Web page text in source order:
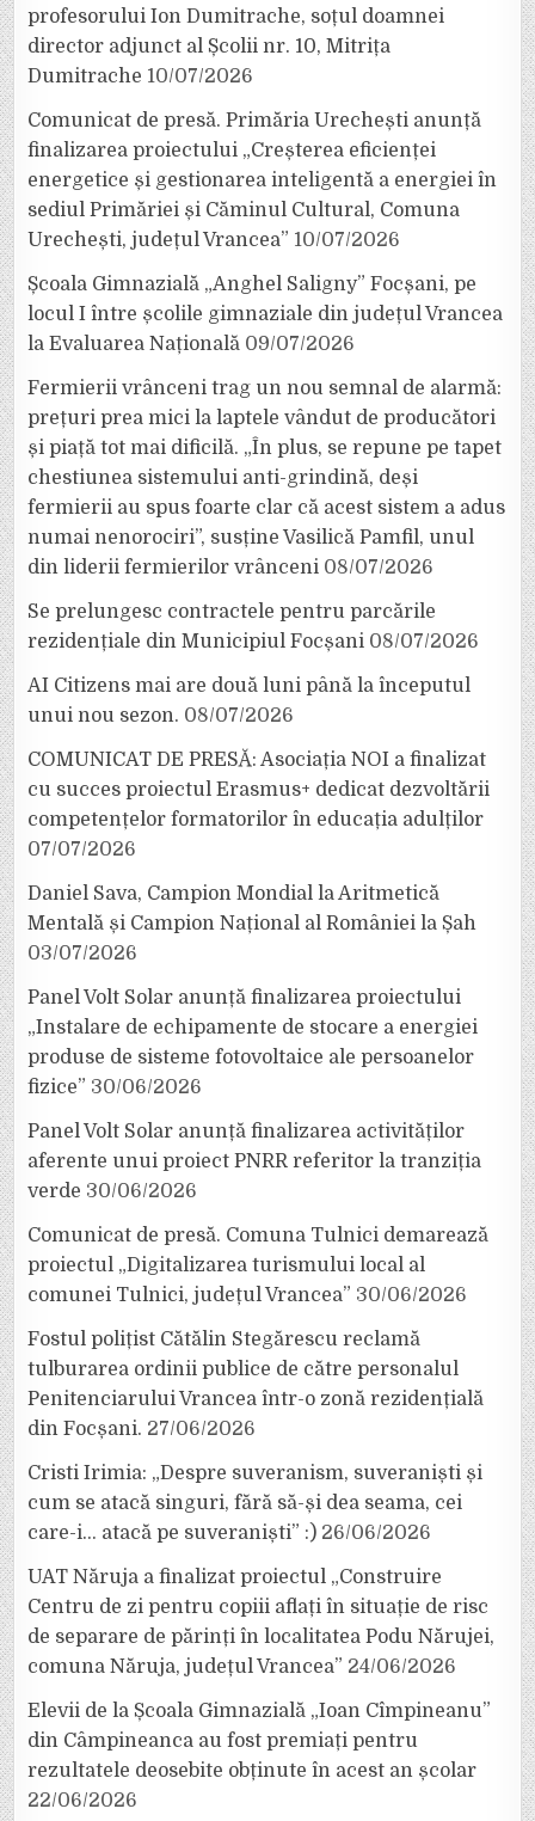
profesorului Ion Dumitrache, soțul doamnei
director adjunct al Școlii nr. 10, Mitrița
Dumitrache 10/07/2026
Comunicat de presă. Primăria Urechești anunță
finalizarea proiectului „Creșterea eficienței
energetice și gestionarea inteligentă a energiei în
sediul Primăriei și Căminul Cultural, Comuna
Urechești, județul Vrancea” 10/07/2026
Școala Gimnazială „Anghel Saligny” Focșani, pe
locul I între școlile gimnaziale din județul Vrancea
la Evaluarea Națională 09/07/2026
Fermierii vrânceni trag un nou semnal de alarmă:
prețuri prea mici la laptele vândut de producători
și piață tot mai dificilă. „În plus, se repune pe tapet
chestiunea sistemului anti-grindină, deși
fermierii au spus foarte clar că acest sistem a adus
numai nenorociri”, susține Vasilică Pamfil, unul
din liderii fermierilor vrânceni 08/07/2026
Se prelungesc contractele pentru parcările
rezidențiale din Municipiul Focșani 08/07/2026
AI Citizens mai are două luni până la începutul
unui nou sezon. 08/07/2026
COMUNICAT DE PRESĂ: Asociația NOI a finalizat
cu succes proiectul Erasmus+ dedicat dezvoltării
competențelor formatorilor în educația adulților
07/07/2026
Daniel Sava, Campion Mondial la Aritmetică
Mentală și Campion Național al României la Șah
03/07/2026
Panel Volt Solar anunță finalizarea proiectului
„Instalare de echipamente de stocare a energiei
produse de sisteme fotovoltaice ale persoanelor
fizice” 30/06/2026
Panel Volt Solar anunță finalizarea activităților
aferente unui proiect PNRR referitor la tranziția
verde 30/06/2026
Comunicat de presă. Comuna Tulnici demarează
proiectul „Digitalizarea turismului local al
comunei Tulnici, județul Vrancea” 30/06/2026
Fostul polițist Cătălin Stegărescu reclamă
tulburarea ordinii publice de către personalul
Penitenciarului Vrancea într-o zonă rezidențială
din Focșani. 27/06/2026
Cristi Irimia: „Despre suveranism, suveraniști și
cum se atacă singuri, fără să-și dea seama, cei
care-i… atacă pe suveraniști” :) 26/06/2026
UAT Năruja a finalizat proiectul „Construire
Centru de zi pentru copiii aflați în situație de risc
de separare de părinți în localitatea Podu Nărujei,
comuna Năruja, județul Vrancea” 24/06/2026
Elevii de la Școala Gimnazială „Ioan Cîmpineanu”
din Câmpineanca au fost premiați pentru
rezultatele deosebite obținute în acest an școlar
22/06/2026